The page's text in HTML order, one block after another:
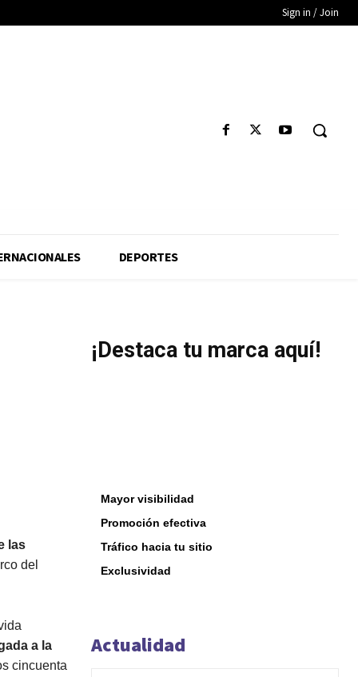
Sign in / Join
DEPORTES
las
del
a la
cincuenta
¡Destaca tu marca aquí!
Mayor visibilidad
Promoción efectiva
Tráfico hacia tu sitio
Exclusividad
Actualidad